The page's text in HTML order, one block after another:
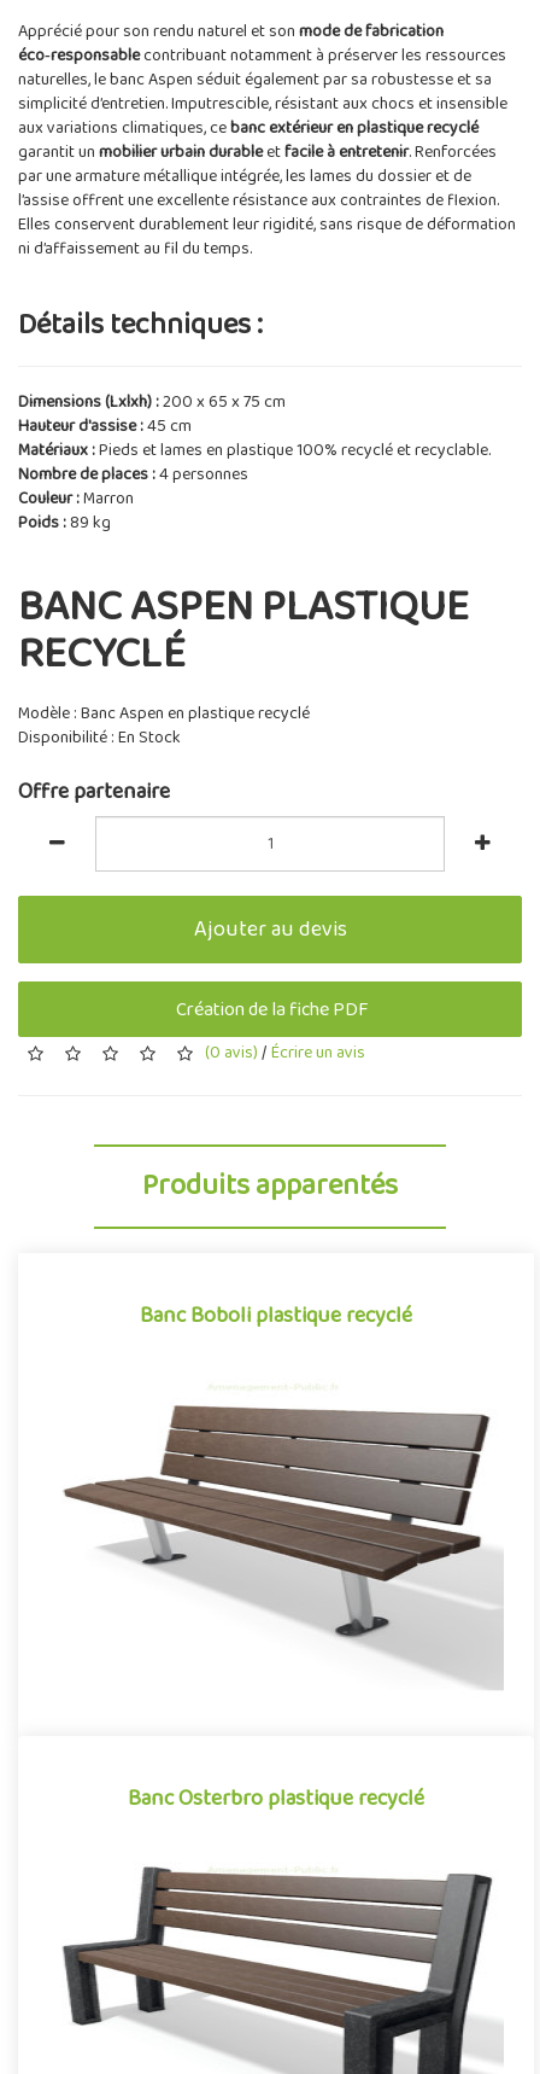
Apprécié pour son rendu naturel et sonmode de fabrication
éco‑responsablecontribuant notamment à préserver les ressources
naturelles, le banc Aspen séduit également par sa robustesse et sa
simplicité d’entretien. Imputrescible, résistant aux chocs et insensible
aux variations climatiques, cebanc extérieur en plastique recyclé
garantit unmobilier urbain durableetfacile à entretenir. Renforcées
par une armature métallique intégrée, les lames du dossier et de
l’assise offrent une excellente résistance aux contraintes de flexion.
Elles conservent durablement leur rigidité, sans risque de déformation
ni d’affaissement au fil du temps.
Détails techniques :
Dimensions (Lxlxh) :200 x 65 x 75 cm
Hauteur d'assise :45 cm
Matériaux :Pieds et lames en plastique 100% recyclé et recyclable.
Nombre de places :4 personnes
Couleur :Marron
Poids :89 kg
BANC ASPEN PLASTIQUE
RECYCLÉ
Modèle : Banc Aspen en plastique recyclé
Disponibilité : En Stock
Offre partenaire
Ajouter au devis
Création de la fiche PDF
(0 avis)/Écrire un avis
Produits apparentés
Banc Boboli plastique recyclé
Banc Boboli plastique recyclé
Mobilier urbain conçu en plastique recyclé, le banc Boboli de la
gamme Neo conjugue avec succès design et développement
durab..
Banc Osterbro plastique recyclé
Banc Osterbro plastique recyclé
Mobilier urbain conçu en plastique recyclé, le banc Osterbro de
la gamme Neo conjugue avec succès design et développement
dur..